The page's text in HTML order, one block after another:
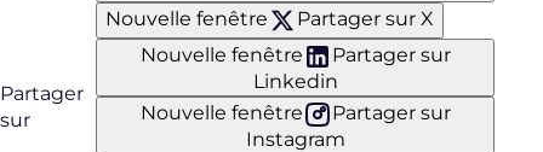
Partager
sur
Nouvelle fenêtre
Partager sur X
Nouvelle fenêtre
Partager sur
Linkedin
Nouvelle fenêtre
Partager sur
Instagram